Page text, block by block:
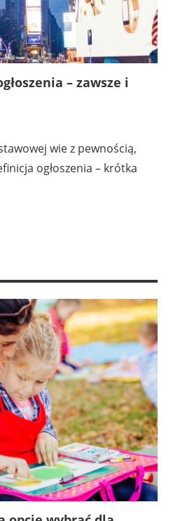
– zawsze i
wie z pewnością,
ogłoszenia – krótka